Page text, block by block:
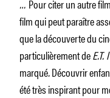
… Pour citer un autre
film qui peut paraître
que la découverte du
particulièrement de
marqué.Découvrir
été très inspirant pour